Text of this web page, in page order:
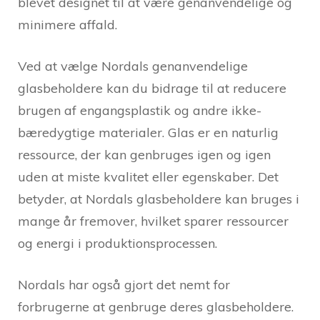
minimere affald.
Ved at vælge Nordals genanvendelige
glasbeholdere kan du bidrage til at reducere
brugen af ​​engangsplastik og andre ikke-
bæredygtige materialer. Glas er en naturlig
ressource, der kan genbruges igen og igen
uden at miste kvalitet eller egenskaber. Det
betyder, at Nordals glasbeholdere kan bruges i
mange år fremover, hvilket sparer ressourcer
og energi i produktionsprocessen.
Nordals har også gjort det nemt for
forbrugerne at genbruge deres glasbeholdere.